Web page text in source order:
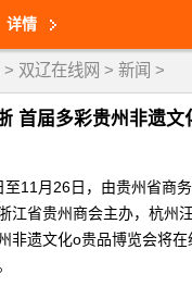
详情
> 双辽在线网 > 新闻 >
首届多彩贵州非遗文
11月26日，由贵州省商
江省贵州商会主办，杭州
非遗文化o贵品博览会将